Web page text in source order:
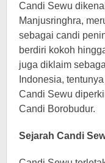
Candi Sewu
Manjusringhra,
sebagai candi
berdiri kokoh
juga diklaim
Indonesia,
Candi Sewu
Candi Borobudur.
Sejarah Candi